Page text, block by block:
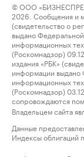
© ООО
2026. Сообщения и
(свидетельство о
выдано
информационных
(Роскомнадзор)
издания «РБК»
информации выдано
информационных
(Роскомнадзор)
сопровождаются
Владельцем сайта
Данные
Индексы облигаций